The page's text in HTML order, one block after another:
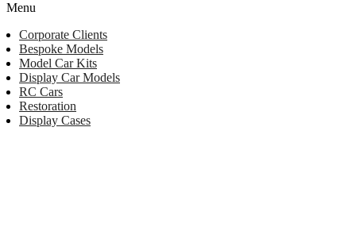
Menu
Corporate Clients
Bespoke Models
Model Car Kits
Display Car Models
RC Cars
Restoration
Display Cases